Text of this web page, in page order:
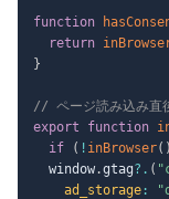
function
return
}
// ページ読み込み直
export
function
if
( ! inBrowser( )
  window
.gtag?. (
ad_storage :